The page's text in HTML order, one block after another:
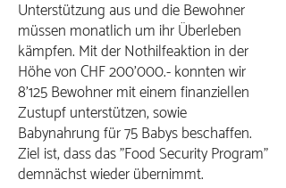
Unterstützung aus und die Bewohner
müssen monatlich um ihr Überleben
kämpfen. Mit der Nothilfeaktion in der
Höhe von CHF 200'000.- konnten wir
8'125 Bewohner mit einem finanziellen
Zustupf unterstützen, sowie
Babynahrung für 75 Babys beschaffen.
Ziel ist, dass das "Food Security Program"
demnächst wieder übernimmt.